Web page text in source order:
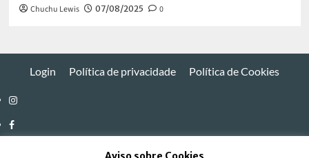
Chuchu Lewis 07/08/2025 0
Login Política de privacidade Política de Cookies
Instagram
Facebook